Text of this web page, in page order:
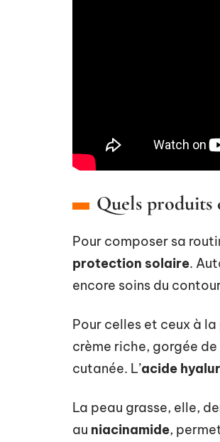
Quels produits
Pour composer sa
protection solaire.
encore soins du
Pour celles et ceux à
crème riche, gorgée de
cutanée. L’acide
La peau grasse, elle,
au niacinamide,